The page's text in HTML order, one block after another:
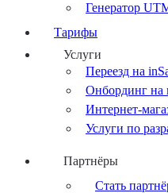
Генератор
Тарифы
Услуги
Переезд на
Онбординг на
Интернет-
Услуги по
Партнёры
Стать